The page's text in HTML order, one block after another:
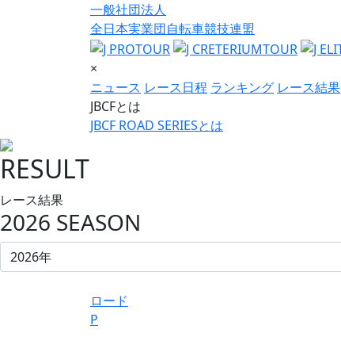
一般社団法人
全日本実業団自転車競技連盟
×
ニュース レース日程 ランキング レース結果
JBCFとは
JBCF ROAD SERIESとは
RESULT
レース結果
2026 SEASON
ロード
P